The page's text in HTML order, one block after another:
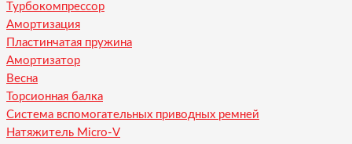
Турбокомпрессор
Амортизация
Пластинчатая пружина
Амортизатор
Весна
Торсионная балка
Система вспомогательных приводных ремней
Натяжитель Micro-V